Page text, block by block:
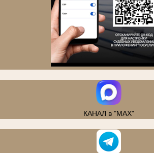
КАНАЛ в "MAX"